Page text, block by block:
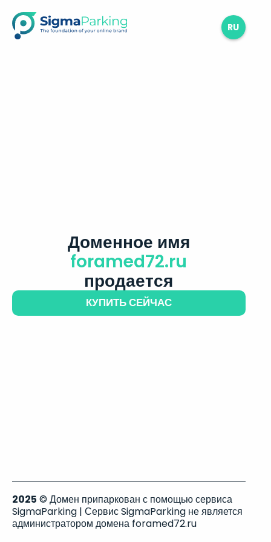
RU
Доменное имя
foramed72.ru
продается
КУПИТЬ СЕЙЧАС
2025 © Домен припаркован с помощью сервиса
SigmaParking | Сервис SigmaParking не является
администратором домена foramed72.ru